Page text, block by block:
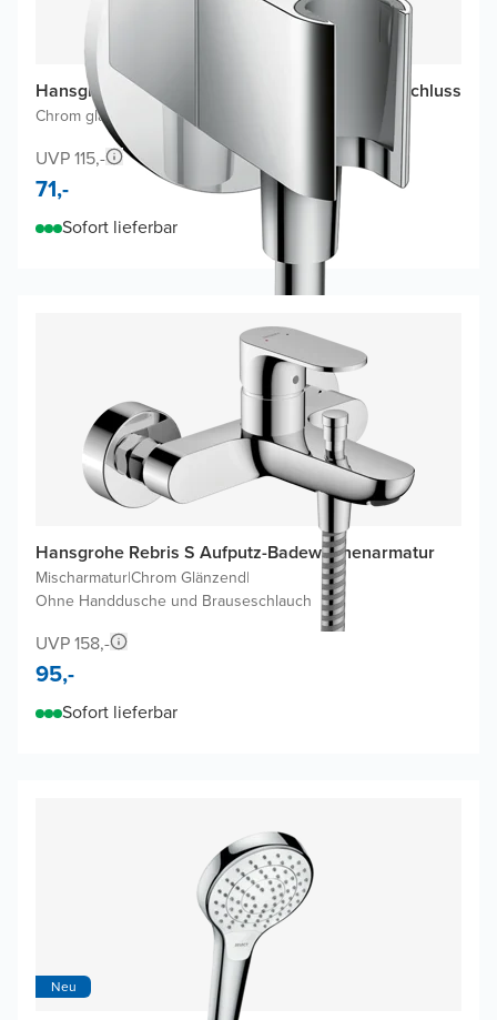
Hansgrohe FixFit Porter S Brauseschlauch-Anschluss
Chrom glänzend 1/2"
UVP 115,-
71,-
Sofort lieferbar
Hansgrohe Rebris S Aufputz-Badewannenarmatur
Mischarmatur|Chrom Glänzend|
Ohne Handdusche und Brauseschlauch
UVP 158,-
95,-
Sofort lieferbar
Neu